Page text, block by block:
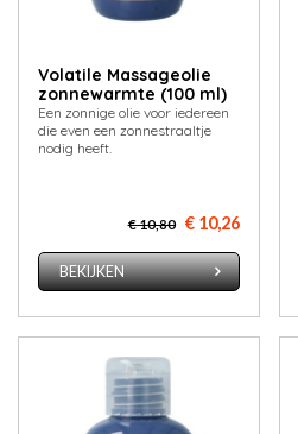
Volatile Massageolie
zonnewarmte (100 ml)
Een zonnige olie voor iedereen
die even een zonnestraaltje
nodig heeft.
€ 10,80 € 10,26
BEKIJKEN